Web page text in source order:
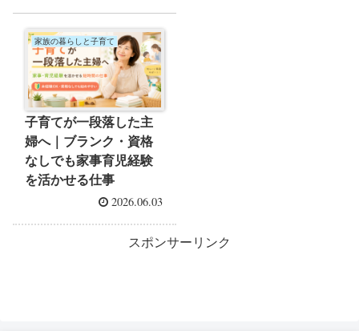
家族の暮らしと子育て
子育てが一段落した主
婦へ｜ブランク・資格
なしでも家事育児経験
を活かせる仕事
2026.06.03
スポンサーリンク